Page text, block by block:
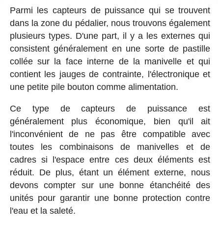
Parmi les capteurs de puissance qui se trouvent
dans la zone du pédalier, nous trouvons également
plusieurs types. D'une part, il y a les externes qui
consistent généralement en une sorte de pastille
collée sur la face interne de la manivelle et qui
contient les jauges de contrainte, l'électronique et
une petite pile bouton comme alimentation.
Ce type de capteurs de puissance est
généralement plus économique, bien qu'il ait
l'inconvénient de ne pas être compatible avec
toutes les combinaisons de manivelles et de
cadres si l'espace entre ces deux éléments est
réduit. De plus, étant un élément externe, nous
devons compter sur une bonne étanchéité des
unités pour garantir une bonne protection contre
l'eau et la saleté.